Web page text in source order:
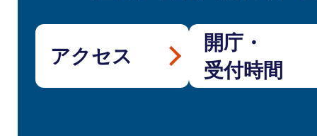
アクセス
開庁・
受付時間